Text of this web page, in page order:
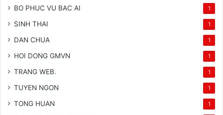
BO PHUC VU BAC AI 1
SINH THAI 1
DAN CHUA 1
HOI DONG GMVN 1
TRANG WEB. 1
TUYEN NGON 1
TONG HUAN 1